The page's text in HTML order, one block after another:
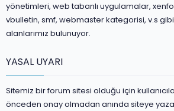
yönetimleri, web tabanlı uygulamalar,
vbulletin, smf, webmaster kategorisi, v.s
alanlarımız bulunuyor.
YASAL UYARI
Sitemiz bir forum sitesi olduğu için
önceden onay olmadan anında siteye